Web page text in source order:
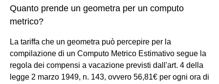
Quanto prende un geometra per un computo
metrico?
La tariffa che un geometra può percepire per la
compilazione di un Computo Metrico Estimativo segue la
regola dei compensi a vacazione previsti dall'art. 4 della
legge 2 marzo 1949, n. 143, ovvero 56,81€ per ogni ora di